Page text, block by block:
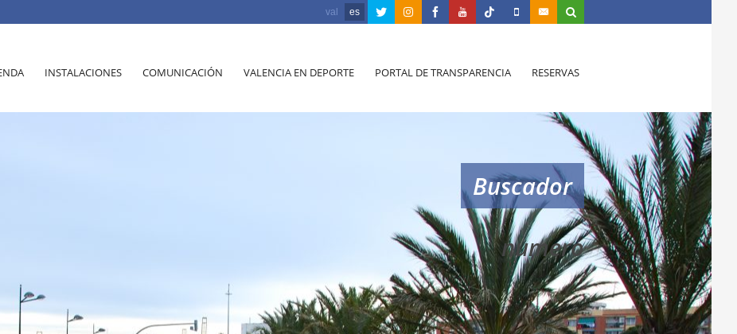
val es
INSTALACIONES COMUNICACIÓN VALENCIA EN DEPORTE PORTAL DE TRANSPARENCIA RESERVAS
Buscador
numero